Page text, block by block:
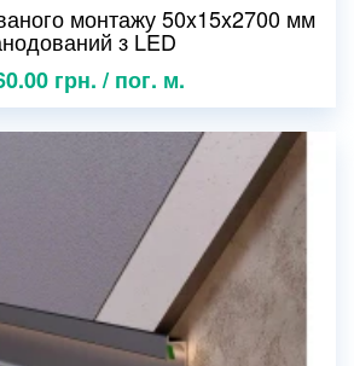
монтажу 50x15x2700 мм
з LED
грн. / пог. м.